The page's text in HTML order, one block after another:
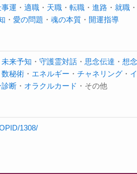
運 ・ 適職 ・ 天職 ・ 転職 ・ 進路 ・ 就職 ・
・ 愛の問題 ・ 魂の本質 ・ 開運指導
未来予知 ・ 守護霊対話 ・ 思念伝達 ・ 想
数秘術 ・ エネルギー ・ チャネリング ・
診断 ・ オラクルカード ・その他
1308/